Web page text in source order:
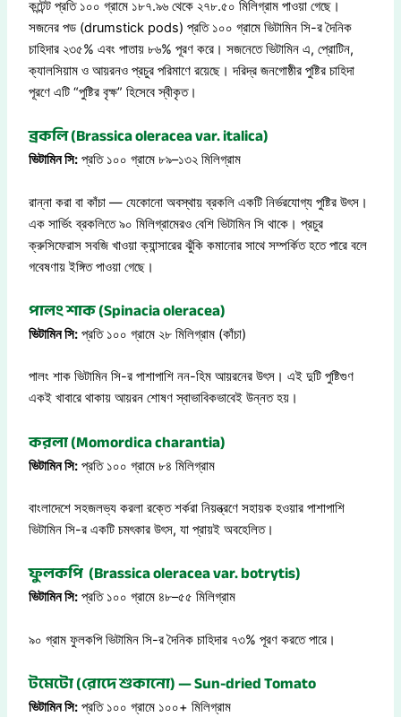
কন্টেন্ট প্রতি ১০০ গ্রামে ১৮৭.৯৬ থেকে ২৭৮.৫০ মিলিগ্রাম পাওয়া গেছে।
সজনের পড (drumstick pods) প্রতি ১০০ গ্রামে ভিটামিন সি-র দৈনিক
চাহিদার ২৩৫% এবং পাতায় ৮৬% পূরণ করে। সজনেতে ভিটামিন এ, প্রোটিন,
ক্যালসিয়াম ও আয়রনও প্রচুর পরিমাণে রয়েছে। দরিদ্র জনগোষ্ঠীর পুষ্টির চাহিদা
পূরণে এটি “পুষ্টির বৃক্ষ” হিসেবে স্বীকৃত।
ব্রকলি (Brassica oleracea var. italica)
ভিটামিন সি: প্রতি ১০০ গ্রামে ৮৯–১৩২ মিলিগ্রাম
রান্না করা বা কাঁচা — যেকোনো অবস্থায় ব্রকলি একটি নির্ভরযোগ্য পুষ্টির উৎস।
এক সার্ভিং ব্রকলিতে ৯০ মিলিগ্রামেরও বেশি ভিটামিন সি থাকে। প্রচুর
ক্রুসিফেরাস সবজি খাওয়া ক্যান্সারের ঝুঁকি কমানোর সাথে সম্পর্কিত হতে পারে বলে
গবেষণায় ইঙ্গিত পাওয়া গেছে।
পালং শাক (Spinacia oleracea)
ভিটামিন সি: প্রতি ১০০ গ্রামে ২৮ মিলিগ্রাম (কাঁচা)
পালং শাক ভিটামিন সি-র পাশাপাশি নন-হিম আয়রনের উৎস। এই দুটি পুষ্টিগুণ
একই খাবারে থাকায় আয়রন শোষণ স্বাভাবিকভাবেই উন্নত হয়।
করলা (Momordica charantia)
ভিটামিন সি: প্রতি ১০০ গ্রামে ৮৪ মিলিগ্রাম
বাংলাদেশে সহজলভ্য করলা রক্তে শর্করা নিয়ন্ত্রণে সহায়ক হওয়ার পাশাপাশি
ভিটামিন সি-র একটি চমৎকার উৎস, যা প্রায়ই অবহেলিত।
ফুলকপি (Brassica oleracea var. botrytis)
ভিটামিন সি: প্রতি ১০০ গ্রামে ৪৮–৫৫ মিলিগ্রাম
৯০ গ্রাম ফুলকপি ভিটামিন সি-র দৈনিক চাহিদার ৭৩% পূরণ করতে পারে।
টমেটো (রোদে শুকানো) — Sun-dried Tomato
ভিটামিন সি: প্রতি ১০০ গ্রামে ১০০+ মিলিগ্রাম